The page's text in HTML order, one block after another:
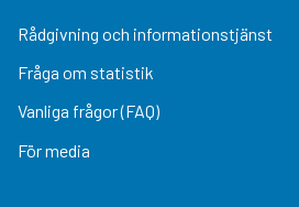
Rådgivning och informationstjänst
Fråga om statistik
Vanliga frågor (FAQ)
För media